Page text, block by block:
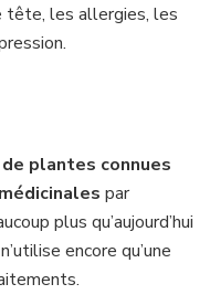
tête, les allergies, les
plantes connues
par
plus qu’aujourd’hui
encore qu’une